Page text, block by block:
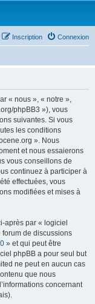
Connexion
Inscription
« nous », « notre »,
phpBB3 »), vous
suivantes. Si vous
les conditions
». Nous
et nous essaierons
vous conseillons de
continuez à participer à
effectuées, vous
modifiées et mises à
après par « logiciel
de discussions
» et qui peut être
phpBB a pour seul but
ne peut en aucun cas
que nous
concernant